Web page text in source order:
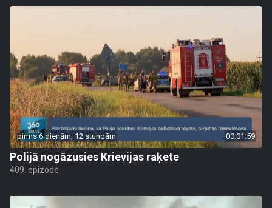
pirms 6 dienām, 12 stundām 00:01:59
Polijā nogāzusies Krievijas raķete
409. epizode